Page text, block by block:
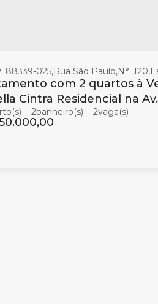
com 2 quartos à
Cintra Residencial na
em Balneário Camboriú
88339-025,Rua São Paulo,N°: 120,
2banheiro(s) 2